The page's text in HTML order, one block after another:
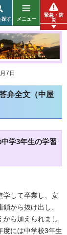
探す メニュー
緊急・防
災
7日
弁全文（中屋
学3年生の学習
学して卒業し、安
から抜け出し、
から加えられまし
度には中学校3年生